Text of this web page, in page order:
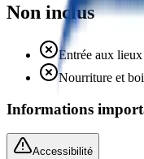
Non inclus
Entrée aux
Nourriture et
Informations
Accessibilité